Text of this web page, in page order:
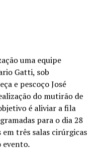
uma equipe
Gatti, sob
e pescoço José
do mutirão de
é aliviar a fila
para o dia 28
três salas cirúrgicas
evento.